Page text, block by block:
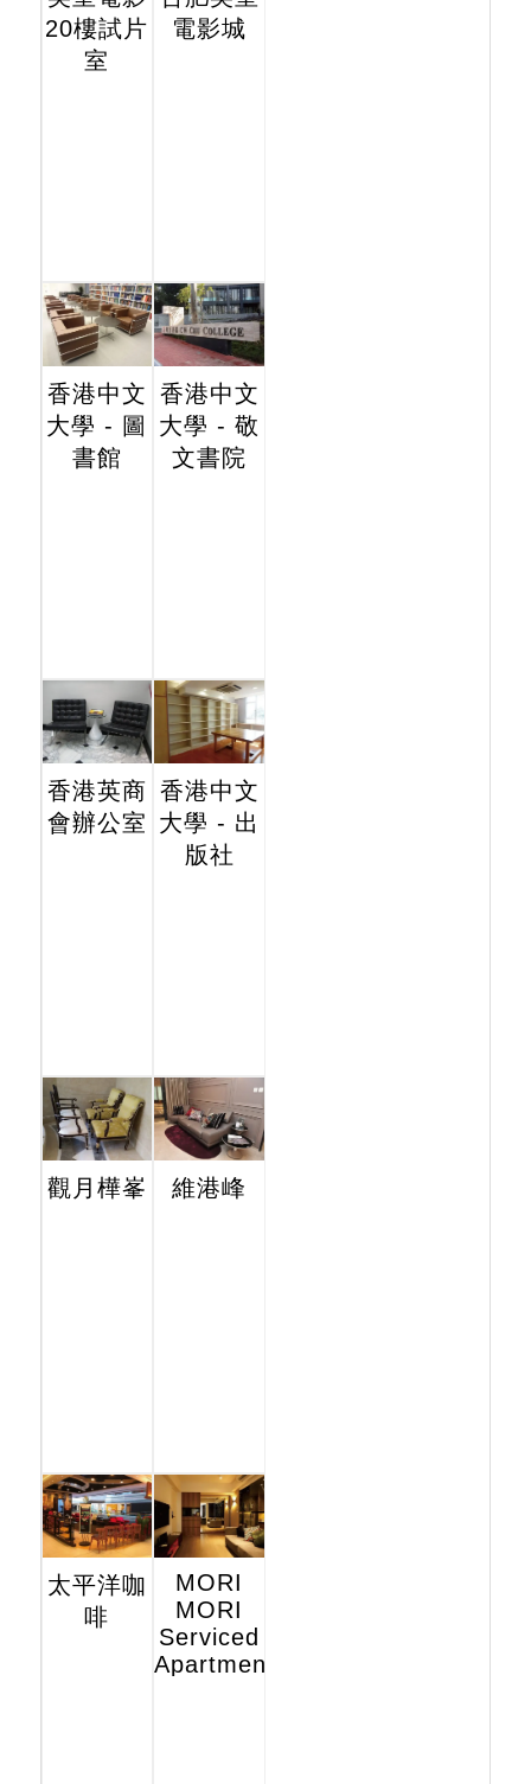
20樓試片
室
電影城
香港中文
大學 - 圖
書館
香港中文
大學 - 敬
文書院
香港英商
會辦公室
香港中文
大學 - 出
版社
觀月樺峯 維港峰
太平洋咖
啡
MORI
MORI
Serviced
Apartments